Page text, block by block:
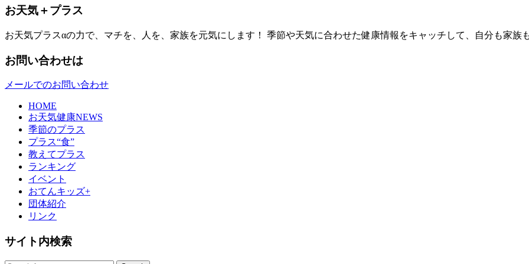
お天気＋プラス
お天気プラスαの力で、マチを、人を、家族を元気にします！ 季節や天気に合わせた健康情報をキャッチして、自分も家族
お問い合わせは
メールでのお問い合わせ
HOME
お天気健康NEWS
季節のプラス
プラス“食”
教えてプラス
ランキング
イベント
おてんキッズ+
団体紹介
リンク
サイト内検索